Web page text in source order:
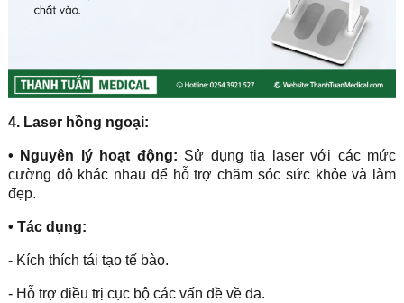
4. Laser hồng ngoại:
• Nguyên lý hoạt động: Sử dụng tia laser với các mức
cường độ khác nhau để hỗ trợ chăm sóc sức khỏe và làm
đẹp.
• Tác dụng:
- Kích thích tái tạo tế bào.
- Hỗ trợ điều trị cục bộ các vấn đề về da.